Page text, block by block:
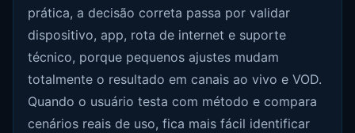
prática, a decisão correta passa por validar
dispositivo, app, rota de internet e suporte
técnico, porque pequenos ajustes mudam
totalmente o resultado em canais ao vivo e VOD.
Quando o usuário testa com método e compara
cenários reais de uso, fica mais fácil identificar